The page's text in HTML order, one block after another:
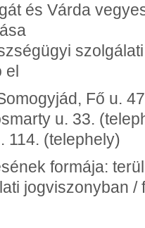
és Várda
el
Fő u.
u. 33.
114. (telephely)
formája:
jogviszonyban